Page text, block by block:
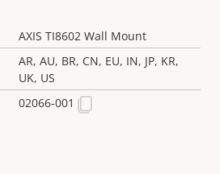
AXIS TI8602 Wall Mount
AR, AU, BR, CN, EU, IN, JP, KR,
UK, US
02066-001